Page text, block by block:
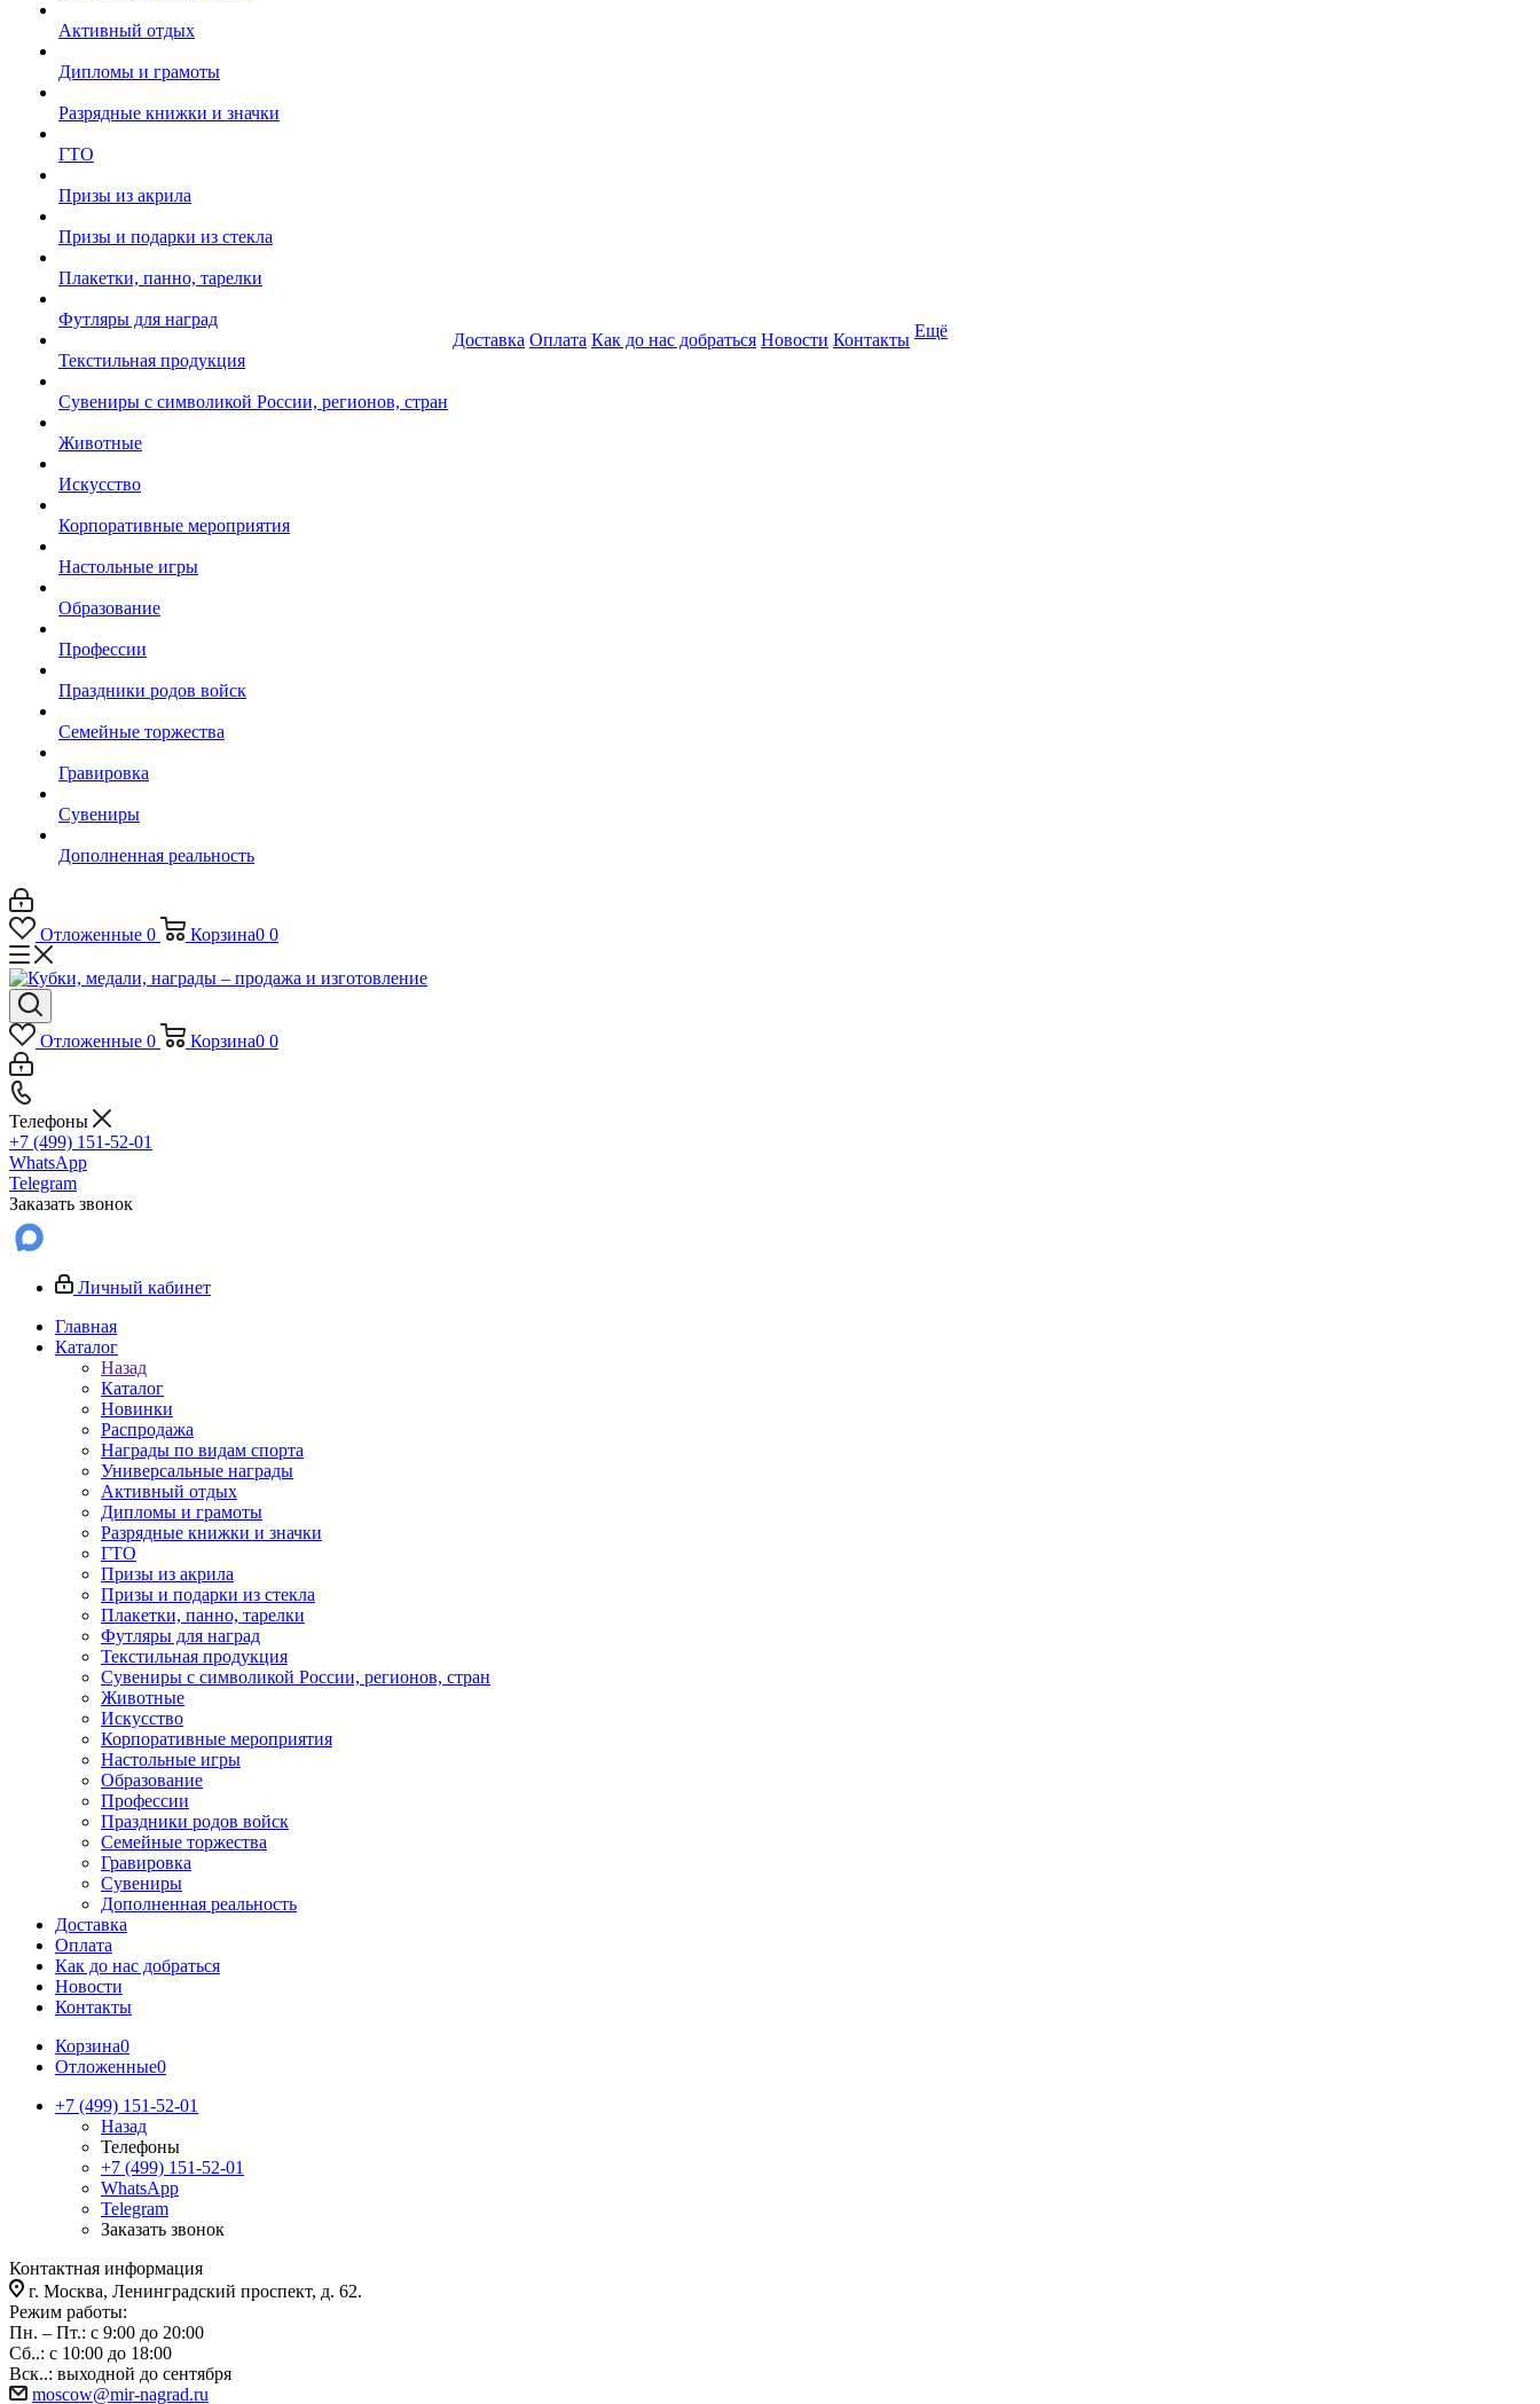
Активный отдых
Дипломы и грамоты
Разрядные книжки и значки
ГТО
Призы из акрила
Призы и подарки из стекла
Плакетки, панно, тарелки
Футляры для наград
Текстильная продукция
Сувениры с символикой России, регионов, стран
Животные
Искусство
Корпоративные мероприятия
Настольные игры
Образование
Профессии
Праздники родов войск
Семейные торжества
Гравировка
Сувениры
Дополненная реальность
Доставка Оплата Как до нас добраться Новости Контакты Ещё
Отложенные 0 Корзина0 0
Отложенные 0 Корзина0 0
Телефоны
+7 (499) 151-52-01
WhatsApp
Telegram
Заказать звонок
Личный кабинет
Главная
Каталог
Назад
Каталог
Новинки
Распродажа
Награды по видам спорта
Универсальные награды
Активный отдых
Дипломы и грамоты
Разрядные книжки и значки
ГТО
Призы из акрила
Призы и подарки из стекла
Плакетки, панно, тарелки
Футляры для наград
Текстильная продукция
Сувениры с символикой России, регионов, стран
Животные
Искусство
Корпоративные мероприятия
Настольные игры
Образование
Профессии
Праздники родов войск
Семейные торжества
Гравировка
Сувениры
Дополненная реальность
Доставка
Оплата
Как до нас добраться
Новости
Контакты
Корзина0
Отложенные0
+7 (499) 151-52-01
Назад
Телефоны
+7 (499) 151-52-01
WhatsApp
Telegram
Заказать звонок
Контактная информация
г. Москва, Ленинградский проспект, д. 62.
Режим работы:
Пн. – Пт.: с 9:00 до 20:00
Сб..: с 10:00 до 18:00
Вск..: выходной до сентября
moscow@mir-nagrad.ru